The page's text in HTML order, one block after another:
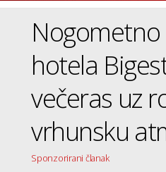
Nogometno
hotela
večeras uz
vrhunsku
Sponzorirani članak